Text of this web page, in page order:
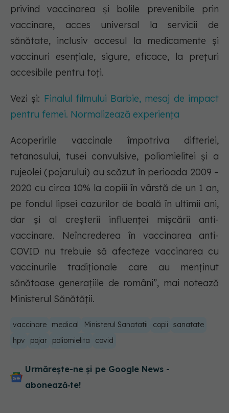
privind vaccinarea și bolile prevenibile prin
vaccinare, acces universal la servicii de
sănătate, inclusiv accesul la medicamente și
vaccinuri esențiale, sigure, eficace, la prețuri
accesibile pentru toți.
Vezi și: Finalul filmului Barbie, mesaj de impact
pentru femei. Normalizează experiența
Acoperirile vaccinale împotriva difteriei,
tetanosului, tusei convulsive, poliomielitei și a
rujeolei (pojarului) au scăzut în perioada 2009 –
2020 cu circa 10% la copiii în vârstă de un 1 an,
pe fondul lipsei cazurilor de boală în ultimii ani,
dar și al creșterii influenței mișcării anti-
vaccinare. Neîncrederea în vaccinarea anti-
COVID nu trebuie să afecteze vaccinarea cu
vaccinurile tradiționale care au menținut
sănătoase generațiile de români”, mai notează
Ministerul Sănătății.
vaccinare medical Ministerul Sanatatii copii
sanatate
hpv
pojar poliomielita covid
Urmărește-ne și pe Google News -
abonează‑te!